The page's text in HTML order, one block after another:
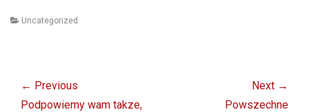
Categories
Uncategorized
navigation
← Previous
Previous
Podpowiemy wam takze,
Next →
Powszechne